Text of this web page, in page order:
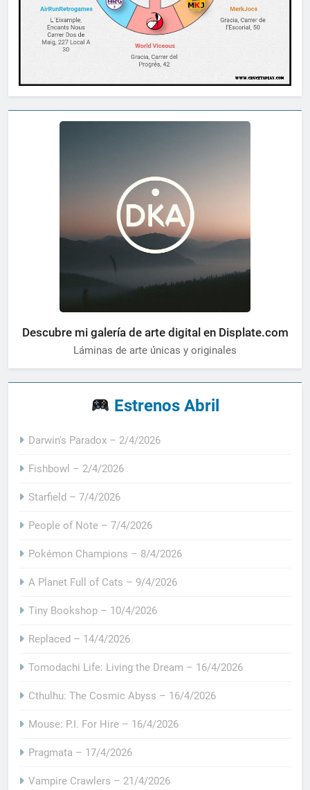
Descubre mi galería de arte digital en Displate.com
Láminas de arte únicas y originales
Estrenos Abril
Darwin's Paradox – 2/4/2026
Fishbowl – 2/4/2026
Starfield – 7/4/2026
People of Note – 7/4/2026
Pokémon Champions – 8/4/2026
A Planet Full of Cats – 9/4/2026
Tiny Bookshop – 10/4/2026
Replaced – 14/4/2026
Tomodachi Life: Living the Dream – 16/4/2026
Cthulhu: The Cosmic Abyss – 16/4/2026
Mouse: P.I. For Hire – 16/4/2026
Pragmata – 17/4/2026
Vampire Crawlers – 21/4/2026